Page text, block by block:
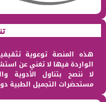
هذه المنصة توعوية
الواردة فيها لا تغني عن
لا ننصح بتناول الأدوية
مستحضرات التجميل الطبية